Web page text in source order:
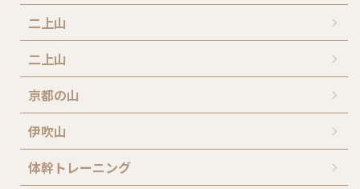
二上山
二上山
京都の山
伊吹山
体幹トレーニング